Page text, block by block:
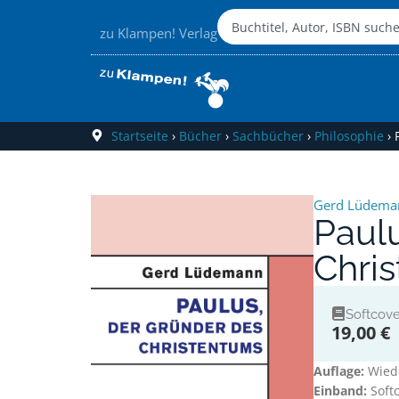
zu Klampen! Verlag
Startseite › Bücher› Sachbücher› Philosophie ›
Gerd
19,00 €
Auflage:
Einband: